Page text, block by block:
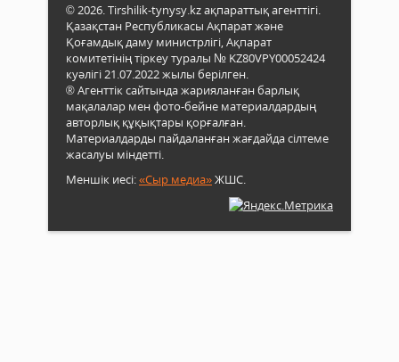
© 2026. Tirshilik-tynysy.kz ақпараттық агенттігі.
Қазақстан Республикасы Ақпарат және
Қоғамдық даму министрлігі, Ақпарат
комитетінің тіркеу туралы № KZ80VPY00052424
куәлігі 21.07.2022 жылы берілген.
® Агенттік сайтында жарияланған барлық
мақалалар мен фото-бейне материалдардың
авторлық құқықтары қорғалған.
Материалдарды пайдаланған жағдайда сілтеме
жасалуы міндетті.
Меншік иесі:«Сыр медиа»ЖШС.